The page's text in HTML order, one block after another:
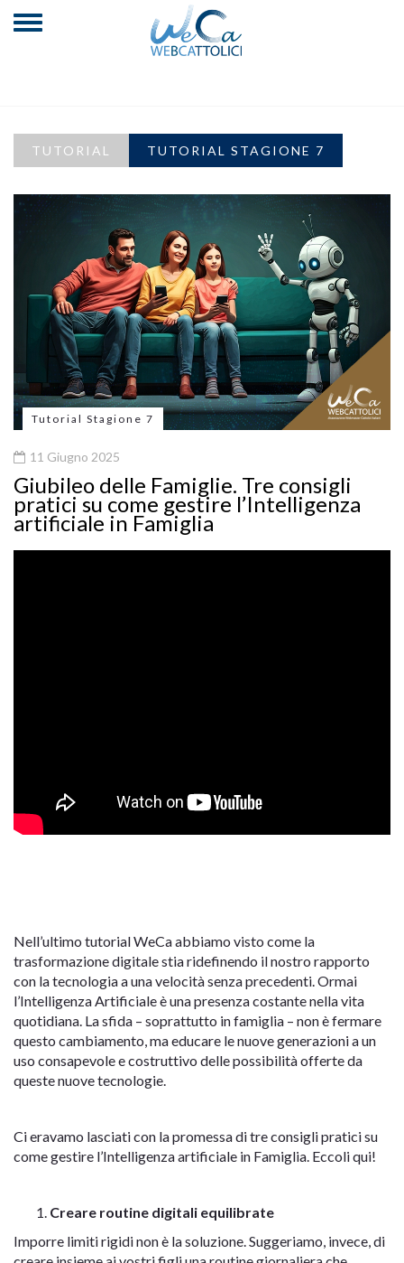
TUTORIAL TUTORIAL STAGIONE 7
Tutorial Stagione 7
11 Giugno 2025
Giubileo delle Famiglie. Tre consigli
pratici su come gestire l’Intelligenza
artificiale in Famiglia
Nell’ultimo tutorial WeCa abbiamo visto come la
trasformazione digitale stia ridefinendo il nostro rapporto
con la tecnologia a una velocità senza precedenti. Ormai
l’Intelligenza Artificiale è una presenza costante nella vita
quotidiana. La sfida – soprattutto in famiglia – non è fermare
questo cambiamento, ma educare le nuove generazioni a un
uso consapevole e costruttivo delle possibilità offerte da
queste nuove tecnologie.
Ci eravamo lasciati con la promessa di tre consigli pratici su
come gestire l’Intelligenza artificiale in Famiglia. Eccoli qui!
Creare routine digitali equilibrate
Imporre limiti rigidi non è la soluzione. Suggeriamo, invece, di